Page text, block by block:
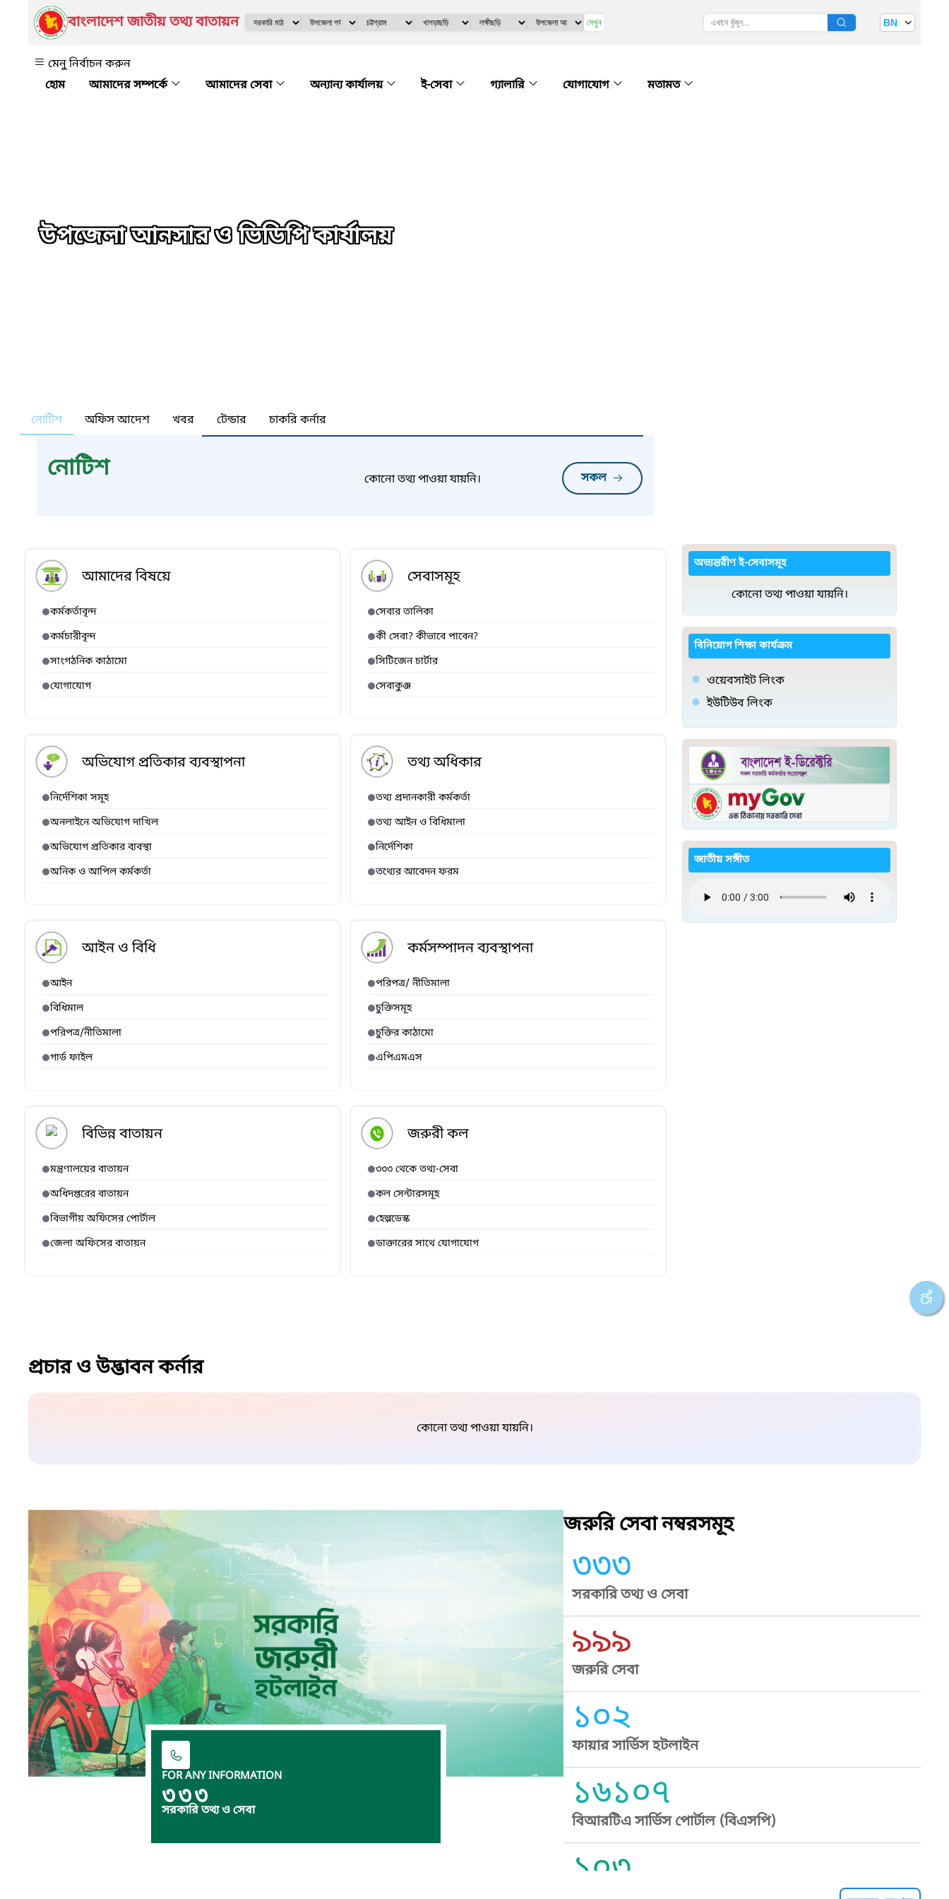
বাংলাদেশ জাতীয় তথ্য বাতায়ন দেখুন BN
মেনু নির্বাচন করুন
আমাদের সম্পর্কে
আমাদের সেবা অন্যান্য কার্যালয় ই-সেবা গ্যালারি যোগাযোগ মতামত
উপজেলা আনসার ও ভিডিপি কার্যালয়
নোটিশ অফিস আদেশ খবর টেন্ডার চাকরি কর্নার
নোটিশ সকল
কোনো তথ্য পাওয়া যায়নি।
আমাদের বিষয়ে
কর্মকর্তাবৃন্দ
কর্মচারীবৃন্দ
সাংগঠনিক কাঠামো
যোগাযোগ
সেবাসমূহ
সেবার তালিকা
কী সেবা? কীভাবে পাবেন?
সিটিজেন চার্টার
সেবাকুঞ্জ
অভিযোগ প্রতিকার ব্যবস্থাপনা
নির্দেশিকা সমূহ
অনলাইনে অভিযোগ দাখিল
অভিযোগ প্রতিকার ব্যবস্থা
অনিক ও আপিল কর্মকর্তা
তথ্য অধিকার
তথ্য প্রদানকারী কর্মকর্তা
তথ্য আইন ও বিধিমালা
নির্দেশিকা
তথ্যের আবেদন ফরম
আইন ও বিধি
আইন
বিধিমাল
পরিপত্র/নীতিমালা
গার্ড ফাইল
কর্মসম্পাদন ব্যবস্থাপনা
পরিপত্র/ নীতিমালা
চুক্তিসমূহ
চুক্তির কাঠামো
এপিএমএস
বিভিন্ন বাতায়ন
মন্ত্রণালয়ের বাতায়ন
অধিদপ্তরের বাতায়ন
বিভাগীয় অফিসের পোর্টাল
জেলা অফিসের বাতায়ন
জরুরী কল
৩৩৩ থেকে তথ্য-সেবা
কল সেন্টারসমূহ
হেল্পডেস্ক
ডাক্তারের সাথে যোগাযোগ
অভ্যন্তরীণ ই-সেবাসমূহ
কোনো তথ্য পাওয়া যায়নি।
বিনিয়োগ শিক্ষা কার্যক্রম
ওয়েবসাইট লিংক
ইউটিউব লিংক
জাতীয় সঙ্গীত
প্রচার ও উদ্ভাবন কর্নার
কোনো তথ্য পাওয়া যায়নি।
FOR ANY INFORMATION
৩৩৩
সরকারি তথ্য ও সেবা
জরুরি সেবা নম্বরসমূহ
৩৩৩
সরকারি তথ্য ও সেবা
৯৯৯
জরুরি সেবা
১০২
ফায়ার সার্ভিস হটলাইন
১৬১০৭
বিআরটিএ সার্ভিস পোর্টাল (বিএসপি)
১০৩